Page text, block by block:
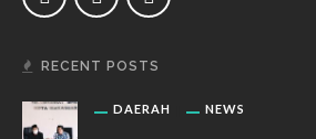
RECENT POSTS
DAERAH NEWS